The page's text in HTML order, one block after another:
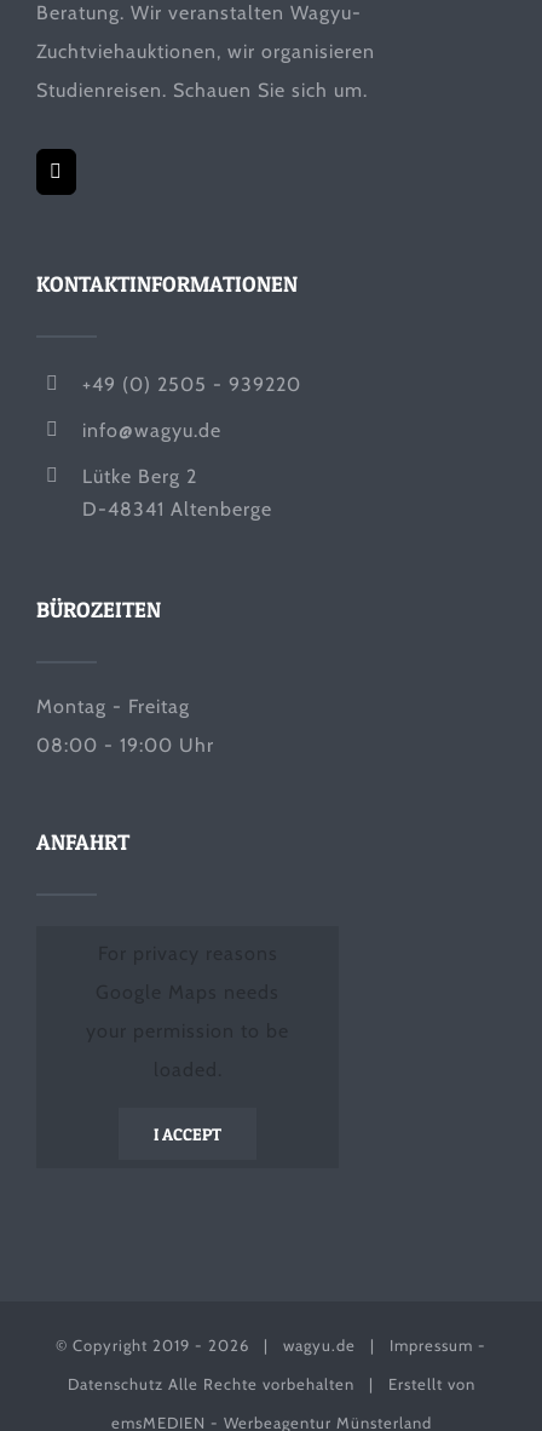
Beratung. Wir veranstalten Wagyu-
Zuchtviehauktionen, wir organisieren
Studienreisen. Schauen Sie sich um.
KONTAKTINFORMATIONEN
+49 (0) 2505 - 939220
info@wagyu.de
Lütke Berg 2
D-48341 Altenberge
BÜROZEITEN
Montag - Freitag
08:00 - 19:00 Uhr
ANFAHRT
I ACCEPT
© Copyright 2019 - 2026 | wagyu.de | Impressum -
Datenschutz Alle Rechte vorbehalten | Erstellt von
emsMEDIEN - Werbeagentur Münsterland